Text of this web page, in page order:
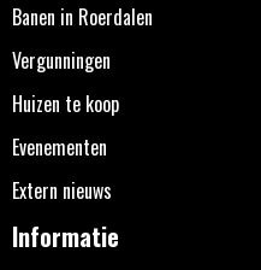
Banen in Roerdalen
Vergunningen
Huizen te koop
Evenementen
Extern nieuws
Informatie